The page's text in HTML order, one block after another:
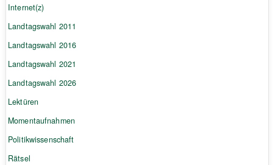
Internet(z)
Landtagswahl 2011
Landtagswahl 2016
Landtagswahl 2021
Landtagswahl 2026
Lektüren
Momentaufnahmen
Politikwissenschaft
Rätsel